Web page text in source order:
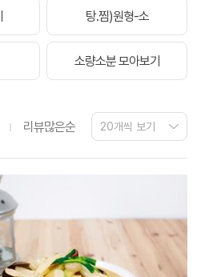
탕.찜)원형-소
소량소분 모아보기
리뷰많은순